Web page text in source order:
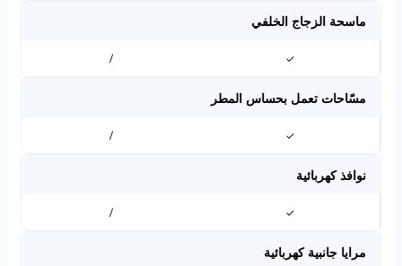
ماسحة الزجاج الخلفي
✓
/
مسّاحات تعمل بحساس المطر
✓
/
نوافذ كهربائية
✓
/
مرايا جانبية كهربائية